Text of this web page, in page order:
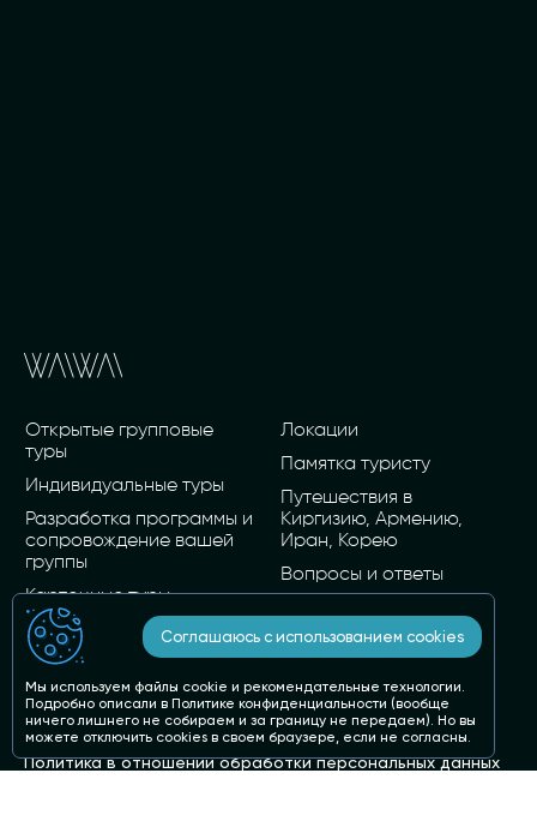
Открытые групповые
туры
Индивидуальные туры
Разработка программы и
сопровождение вашей
группы
Карточные туры
О нас
Локации
Памятка туристу
Путешествия в
Киргизию, Армению,
Иран, Корею
Вопросы и ответы
только
Пн - Вс: 10:00 - 19:00
privet@wai-wai.ru
Политика в отношении обработки персональных данных
Соглашаюсь с использованием cookies
Мы используем файлы cookie и рекомендательные технологии.
Подробно описали в Политике конфиденциальности (вообще
ничего лишнего не собираем и за границу не передаем). Но вы
можете отключить cookies в своем браузере, если не согласны.